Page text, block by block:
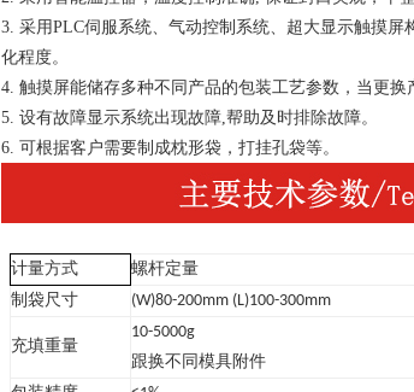
3. 采用PLC伺服系统、气动控制系统、超大显示触摸屏
化程度。
4. 触摸屏能储存多种不同产品的包装工艺参数，当更换
5. 设有故障显示系统出现故障,帮助及时排除故障。
6. 可根据客户需要制成枕形袋，打挂孔袋等。
计量方式 螺杆定量
制袋尺寸
(W)80-200mm (L)100-300mm
充填重量
10-5000g
跟换不同模具附件